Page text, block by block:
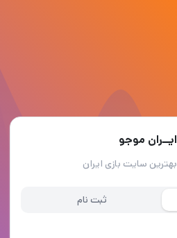
ایــران موجو
بهترین سایت بازی ایران
ثبت نام